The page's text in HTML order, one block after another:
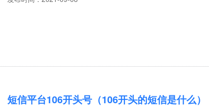
短信平台106开头号（106开头的短信是什么）